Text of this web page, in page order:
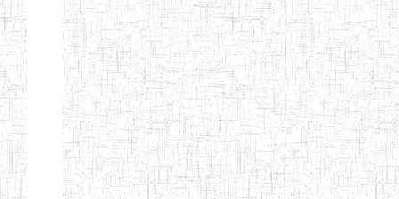
Type
Nature
Arrondissement